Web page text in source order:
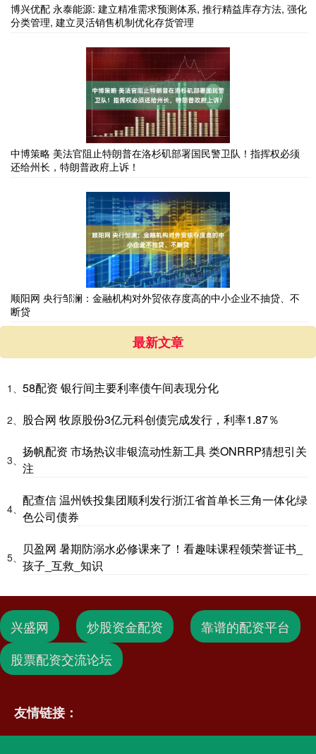
博兴优配 永泰能源: 建立精准需求预测体系, 推行精益库存方法, 强化
分类管理, 建立灵活销售机制优化存货管理
中博策略 美法官阻止特朗普在洛杉矶部署国民警卫队！指挥权必须
还给州长，特朗普政府上诉！
顺阳网 央行邹澜：金融机构对外贸依存度高的中小企业不抽贷、不
断贷
最新文章
1、 58配资 银行间主要利率债午间表现分化
2、 股合网 牧原股份3亿元科创债完成发行，利率1.87％
3、
扬帆配资 市场热议非银流动性新工具 类ONRRP猜想引关
注
4、
配查信 温州铁投集团顺利发行浙江省首单长三角一体化绿
色公司债券
5、
贝盈网 暑期防溺水必修课来了！看趣味课程领荣誉证书_
孩子_互救_知识
兴盛网 炒股资金配资
靠谱的配资平台
股票配资交流论坛
友情链接：